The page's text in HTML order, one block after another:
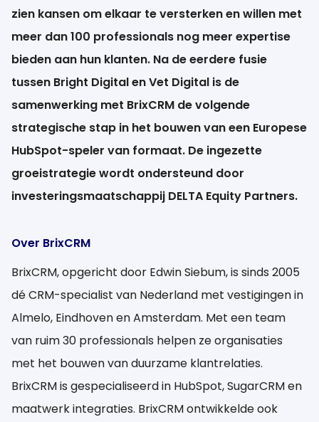
zien kansen om elkaar te versterken en willen met
meer dan 100 professionals nog meer expertise
bieden aan hun klanten. Na de eerdere fusie
tussen Bright Digital en Vet Digital is de
samenwerking met BrixCRM de volgende
strategische stap in het bouwen van een Europese
HubSpot-speler van formaat. De ingezette
groeistrategie wordt ondersteund door
investeringsmaatschappij DELTA Equity Partners.
Over BrixCRM
BrixCRM, opgericht door Edwin Siebum, is sinds 2005
dé CRM-specialist van Nederland met vestigingen in
Almelo, Eindhoven en Amsterdam. Met een team
van ruim 30 professionals helpen ze organisaties
met het bouwen van duurzame klantrelaties.
BrixCRM is gespecialiseerd in HubSpot, SugarCRM en
maatwerk integraties. BrixCRM ontwikkelde ook